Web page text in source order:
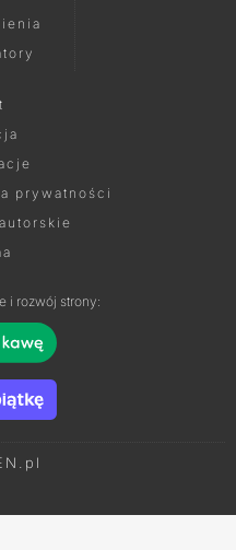
prywatności
i rozwój strony: